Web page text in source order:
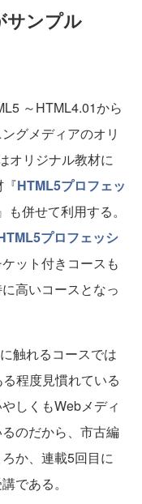
サンプル
～HTML4.01から
グメディアのオリ
オリジナル教材に
『HTML5プロフェッ
も併せて利用する。
プロフェッシ
ット付きコースも
高いコースとなっ
触れるコースでは
程度見慣れている
しくもWebメディ
のだから、市古編
か、連載5回目に
である。